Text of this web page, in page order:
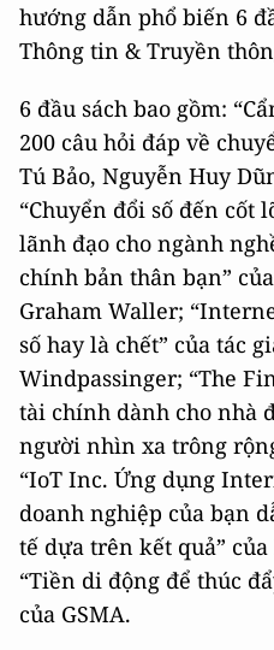
hướng dẫn phổ biến 6
Thông tin & Truyền
6 đầu sách bao gồm:
200 câu hỏi đáp về
Tú Bảo, Nguyễn Huy
“Chuyển đổi số đến cốt
lãnh đạo cho ngành
chính bản thân bạn”
Graham Waller;
số hay là chết” của tác
Windpassinger; “The
tài chính dành cho nhà
người nhìn xa trông
“IoT Inc. Ứng dụng
doanh nghiệp của bạn
tế dựa trên kết quả”
“Tiền di động để thúc
của GSMA.